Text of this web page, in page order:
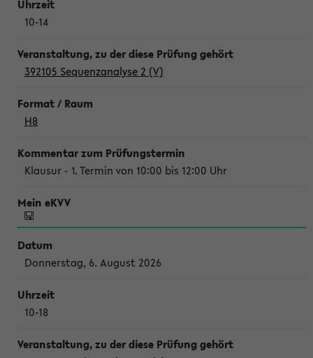
10-14
392105 Sequenzanalyse 2 (V)
H8
Klausur - 1. Termin von 10:00 bis 12:00 Uhr
Donnerstag, 6. August 2026
10-18